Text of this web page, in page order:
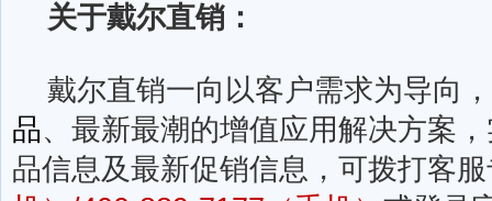
关于戴尔直销：
戴尔直销一向以客户需求为导向
品、最新最潮的增值应用解决方案
品信息及最新促销信息，可拨打客